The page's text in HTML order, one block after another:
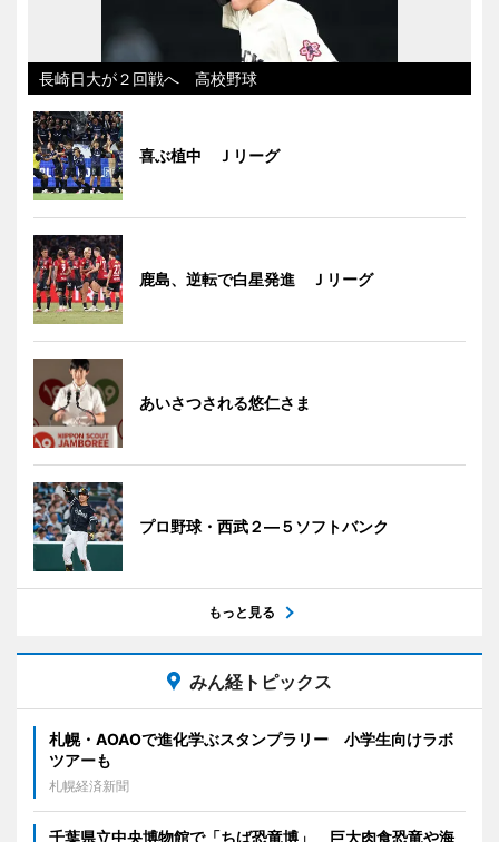
長崎日大が２回戦へ 高校野球
喜ぶ植中 Ｊリーグ
鹿島、逆転で白星発進 Ｊリーグ
あいさつされる悠仁さま
プロ野球・西武２―５ソフトバンク
もっと見る
みん経トピックス
札幌・AOAOで進化学ぶスタンプラリー 小学生向けラボ
ツアーも
札幌経済新聞
千葉県立中央博物館で「ちば恐竜博」 巨大肉食恐竜や海